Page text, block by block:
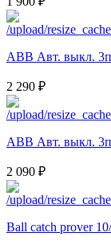
ABB Авт. выкл.
2 290 ₽
ABB Авт. выкл.
2 090 ₽
Ball catch prover